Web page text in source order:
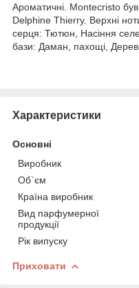
Ароматичні. Montecristo
Delphine Thierry. Верхні
серця: Тютюн, Насіння
бази: Даман, пахощі,
Характеристики
Основні
Виробник
Об`єм
Країна виробник
Вид парфумерної
продукції
Рік випуску
Приховати